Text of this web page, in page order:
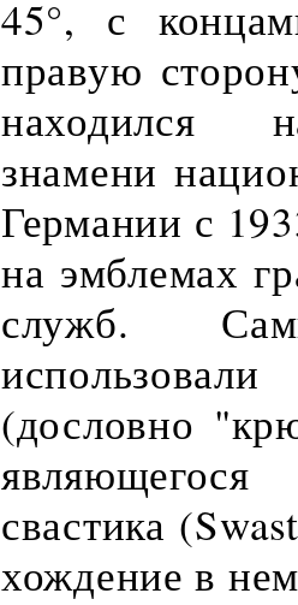
45°, с
правую
находился
знамени
Германии с
на эмблемах
служб.
(дословно
свастика
хождение в